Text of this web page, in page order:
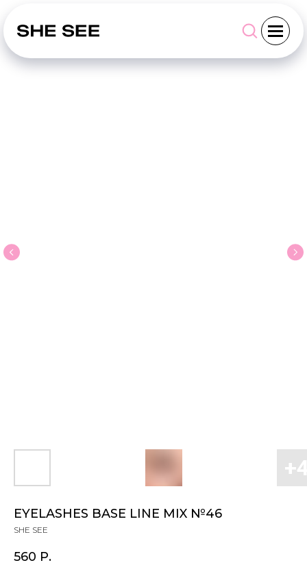
EYELASHES BASE LINE MIX №46
SHE SEE
560 Р.